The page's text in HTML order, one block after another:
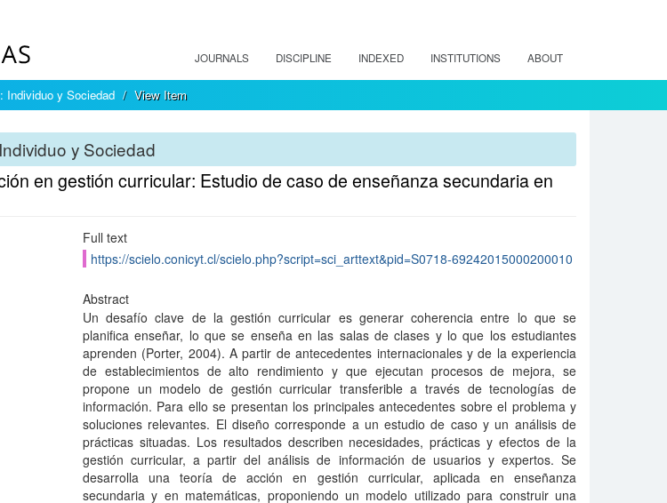
JOURNALS DISCIPLINE INDEXED INSTITUTIONS ABOUT
Individuo y Sociedad View Item
y Sociedad
en gestión curricular: Estudio de caso de enseñanza secundaria en
Full text
https://scielo.conicyt.cl/scielo.php?script=sci_arttext&pid=S0718-69242015000200010
Abstract
Un desafío clave de la gestión curricular es generar coherencia entre lo que se
planifica enseñar, lo que se enseña en las salas de clases y lo que los estudiantes
aprenden (Porter, 2004). A partir de antecedentes internacionales y de la experiencia
de establecimientos de alto rendimiento y que ejecutan procesos de mejora, se
propone un modelo de gestión curricular transferible a través de tecnologías de
información. Para ello se presentan los principales antecedentes sobre el problema y
soluciones relevantes. El diseño corresponde a un estudio de caso y un análisis de
prácticas situadas. Los resultados describen necesidades, prácticas y efectos de la
gestión curricular, a partir del análisis de información de usuarios y expertos. Se
desarrolla una teoría de acción en gestión curricular, aplicada en enseñanza
secundaria y en matemáticas, proponiendo un modelo utilizado para construir una